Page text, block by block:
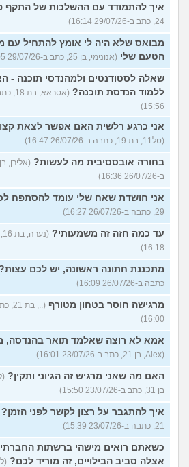
איך להתמודד עם ההשלכות של התקף
24, כתב ב-29/07/26 16:14)
מבואס שלא היה לי אומץ להתחיל עם
הטעם שלי (אנונימי, בן 25, כתב ב-29/07/26 16:05)
שאלה לסטודנטים ולמהנדסי תוכנה -
ללמוד הנדסת תוכנה?
15:56)
אני כרגע רלשית האם אפשר לצאת
(טל11, בת 19, כתבה ב-26/07/26 16:47)
בחורה אובססיבית מה לעשות?
ב-26/07/26 16:36)
אני חושדת שאח שלי עומד להסתפח
29, כתבה ב-26/07/26 16:27)
עד כמה חזה זה משמעותי?
16:18)
מתכננת חתונה ראשונה, יש לכם
כתבה ב-26/07/26 16:09)
מרגישה חוסר בטחון מטורף
16:00)
אמא לא רוצה שאלמד תואר בהנדסה,
(Alex, בן 21, כתב ב-23/07/26 16:01)
האם מה שאני מרגיש זה הגיוני ותקין?
בן 31, כתב ב-23/07/26 15:50)
איך להתגבר על רצון לקשר לפני הזמן?
21, כתבה ב-23/07/26 15:39)
כשאתם רואים מישהי ברשתות
אצלה סביב הבילויים, זה מוריד לכם?